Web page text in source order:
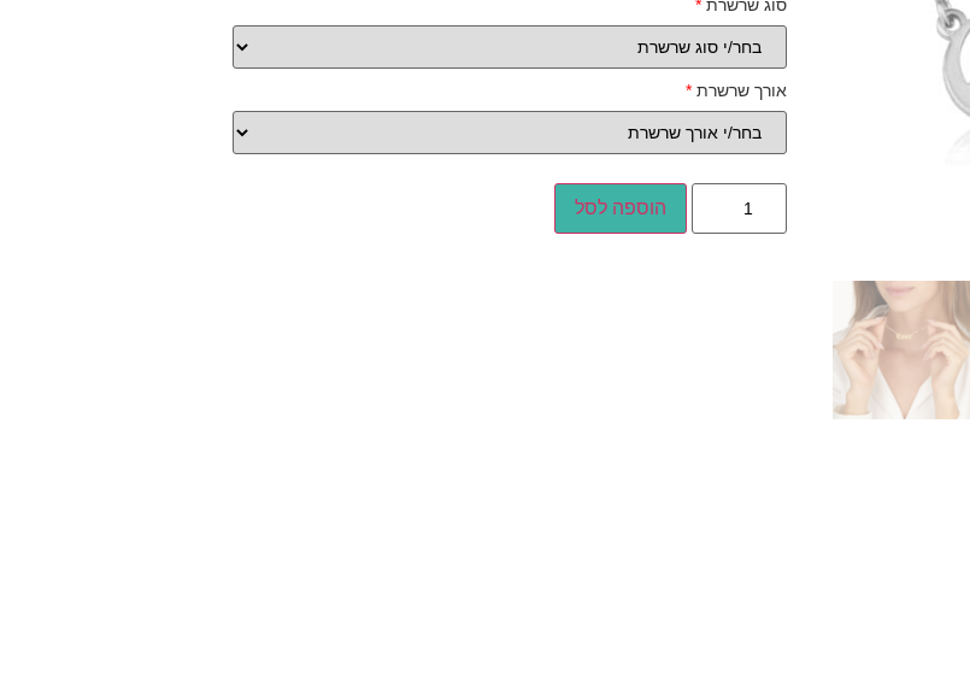
סוג שרשרת*
אורך שרשרת*
הוספה לסל